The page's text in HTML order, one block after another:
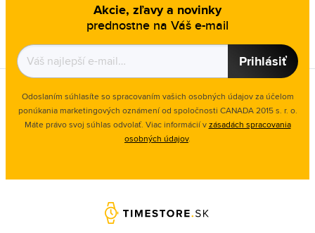
Akcie, zľavy a novinky
prednostne na Váš e-mail
Prihlásiť
Odoslaním súhlasíte so spracovaním vašich osobných údajov za účelom
ponúkania marketingových oznámení od spoločnosti CANADA 2015 s. r. o.
Máte právo svoj súhlas odvolať. Viac informácií vzásadách spracovania
osobných údajov.